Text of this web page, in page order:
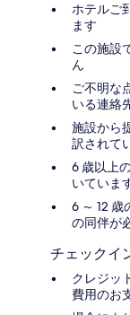
ホテルご
ます
この施設
ん
ご不明な
いる連絡
施設から
訳されて
6 歳以上
いていま
6 ～ 12
の同伴が
チェックイ
クレジッ
費用のお